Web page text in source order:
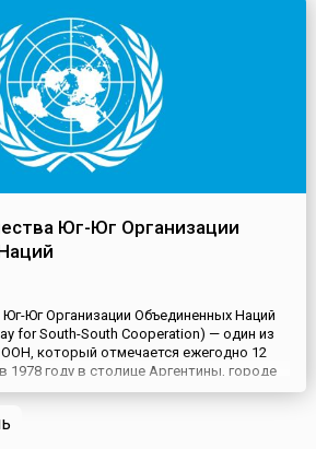
Юг-Юг Организации
Юг Организации Объединенных Наций
for South-South Cooperation) — один из
который отмечается ежегодно 12
1978 году в столице Аргентины, городе
138 государств приняли План
развивающимися странами (англ. Bue...